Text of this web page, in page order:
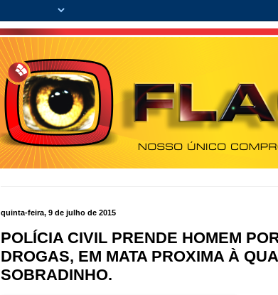
quinta-feira, 9 de julho de 2015
POLÍCIA CIVIL PRENDE HOMEM
DROGAS, EM MATA PROXIMA À
SOBRADINHO.